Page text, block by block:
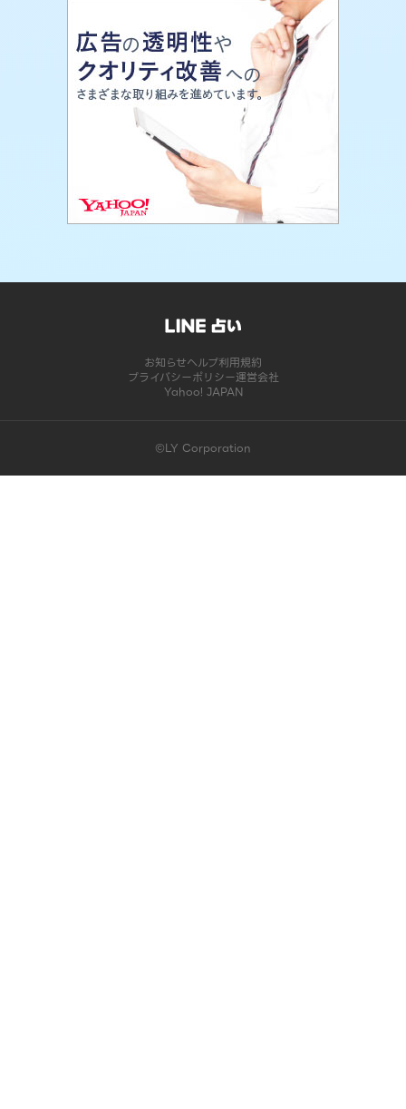
お知らせヘルプ利用規約
プライバシーポリシー運営会社
Yahoo! JAPAN
©LY Corporation
このコンテンツは掲載が終了しました | LINE占い